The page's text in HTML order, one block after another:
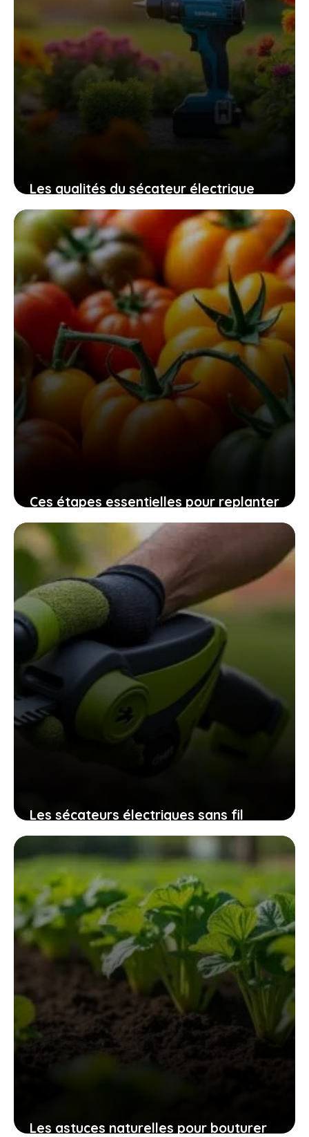
Les qualités du sécateur électrique
swansoft pru28 pour un jardinage
efficace, sûr et sans fatigue
10 novembre 2025
Ces étapes essentielles pour replanter
vos graines de tomates maison
assurent une récolte pleine de saveurs
10 novembre 2025
Les sécateurs électriques sans fil
32mm qui révolutionnent l’entretien
des espaces verts sans fatigue
excessive
9 novembre 2025
Les astuces naturelles pour bouturer